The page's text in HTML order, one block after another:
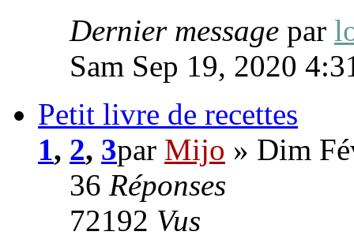
Dernier message par
Sam Sep 19, 2020
Petit livre de recettes
1, 2, 3par Mijo » Dim
36 Réponses
72192 Vus